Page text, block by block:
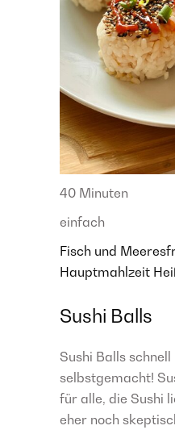
40 Minuten
einfach
Fisch und
Hauptmahlzeit
Sushi Balls
Sushi Balls
selbstgemacht!
für alle, die Sushi
eher noch